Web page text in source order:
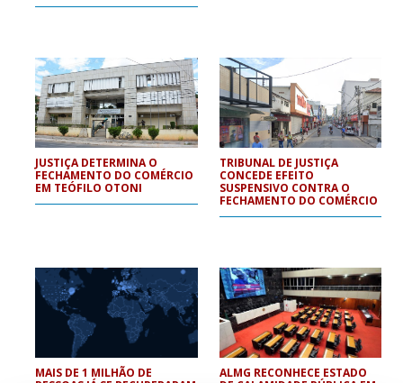
JUSTIÇA DETERMINA O
FECHAMENTO DO COMÉRCIO
EM TEÓFILO OTONI
TRIBUNAL DE JUSTIÇA
CONCEDE EFEITO
SUSPENSIVO CONTRA O
FECHAMENTO DO COMÉRCIO
MAIS DE 1 MILHÃO DE
ALMG RECONHECE ESTADO